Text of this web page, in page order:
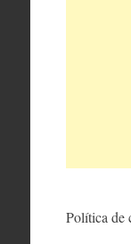
Política de